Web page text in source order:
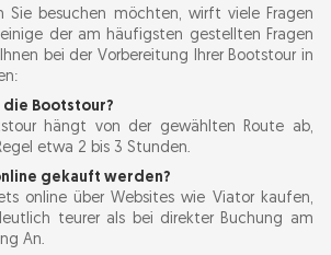
Sie besuchen möchten, wirft viele Fragen
der am häufigsten gestellten Fragen
bei der Vorbereitung Ihrer Bootstour in
die Bootstour?
hängt von der gewählten Route ab,
etwa 2 bis 3 Stunden.
gekauft werden?
online über Websites wie Viator kaufen,
teurer als bei direkter Buchung am
An.